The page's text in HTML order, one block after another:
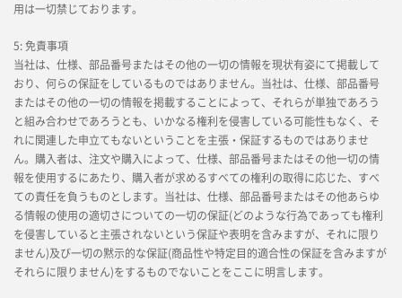
用は一切禁じております。
5: 免責事項
当社は、仕様、部品番号またはその他の一切の情報を現状有姿にて掲載して
おり、何らの保証をしているものではありません。当社は、仕様、部品番号
またはその他の一切の情報を掲載することによって、それらが単独であろう
と組み合わせであろうとも、いかなる権利を侵害している可能性もなく、そ
れに関連した申立てもないということを主張・保証するものではありませ
ん。購入者は、注文や購入によって、仕様、部品番号またはその他一切の情
報を使用するにあたり、購入者が求めるすべての権利の取得に応じた、すべ
ての責任を負うものとします。当社は、仕様、部品番号またはその他あらゆ
る情報の使用の適切さについての一切の保証(どのような行為であっても権利
を侵害していると主張されないという保証や表明を含みますが、それに限り
ません)及び一切の黙示的な保証(商品性や特定目的適合性の保証を含みますが
それらに限りません)をするものでないことをここに明言します。